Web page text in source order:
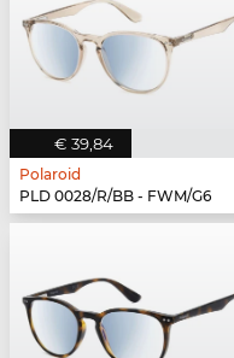
€ 39,84
Polaroid
PLD 0028/R/BB - FWM/G6